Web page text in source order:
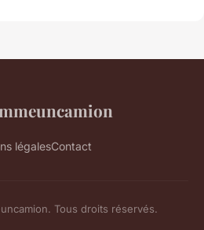
légalesContact
Tous droits réservés.